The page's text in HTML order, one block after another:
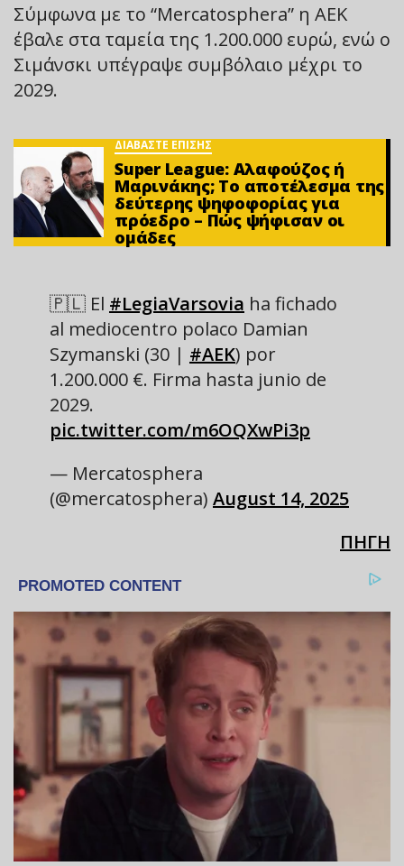
Σύμφωνα με το “Mercatosphera” η ΑΕΚ
έβαλε στα ταμεία της 1.200.000 ευρώ, ενώ ο
Σιμάνσκι υπέγραψε συμβόλαιο μέχρι το
2029.
ΔΙΑΒΑΣΤΕ ΕΠΙΣΗΣ
Super League: Αλαφούζος ή
Μαρινάκης; Το αποτέλεσμα της
δεύτερης ψηφοφορίας για
πρόεδρο – Πώς ψήφισαν οι
ομάδες
🇵🇱 El #LegiaVarsovia ha fichado
al mediocentro polaco Damian
Szymanski (30 | #AEK) por
1.200.000 €. Firma hasta junio de
2029.
pic.twitter.com/m6OQXwPi3p
— Mercatosphera
(@mercatosphera) August 14, 2025
ΠΗΓΗ